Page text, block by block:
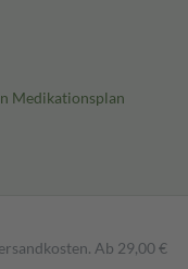
Medikationsplan
Ab 29,00 €